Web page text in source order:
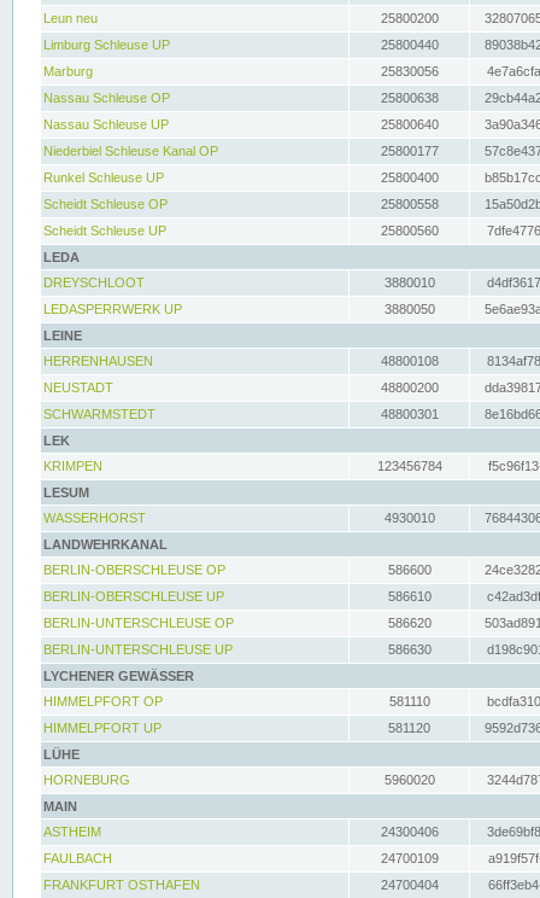
Leun neu
25800200
Limburg Schleuse UP
25800440
Marburg
25830056
Nassau Schleuse OP
25800638
Nassau Schleuse UP
25800640
Niederbiel Schleuse Kanal OP
25800177
Runkel Schleuse UP
25800400
Scheidt Schleuse OP
25800558
Scheidt Schleuse UP
25800560
LEDA
DREYSCHLOOT
3880010
LEDASPERRWERK UP
3880050
LEINE
HERRENHAUSEN
48800108
NEUSTADT
48800200
SCHWARMSTEDT
48800301
LEK
KRIMPEN
123456784
LESUM
WASSERHORST
4930010
LANDWEHRKANAL
BERLIN-OBERSCHLEUSE OP
586600
BERLIN-OBERSCHLEUSE UP
586610
BERLIN-UNTERSCHLEUSE OP
586620
BERLIN-UNTERSCHLEUSE UP
586630
LYCHENER GEWÄSSER
HIMMELPFORT OP
581110
HIMMELPFORT UP
581120
LÜHE
HORNEBURG
5960020
MAIN
ASTHEIM
24300406
FAULBACH
24700109
FRANKFURT OSTHAFEN
24700404